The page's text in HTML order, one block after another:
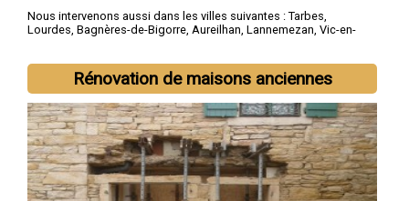
Nous intervenons aussi dans les villes suivantes : Tarbes,
Lourdes, Bagnères-de-Bigorre, Aureilhan, Lannemezan, Vic-en-
Rénovation de maisons anciennes